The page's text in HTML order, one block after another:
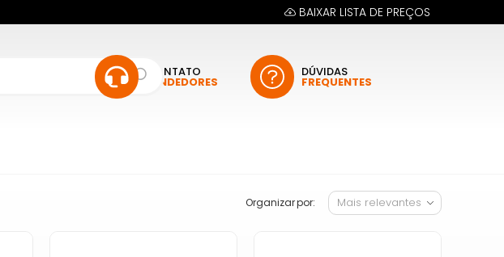
BAIXAR LISTA DE PREÇOS
CONTATO
VENDEDORES
DÚVIDAS
FREQUENTES
Organizar por: